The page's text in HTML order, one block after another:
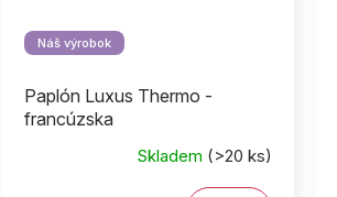
Náš výrobok
Paplón Luxus Thermo -
francúzska
Skladem (>20 ks)